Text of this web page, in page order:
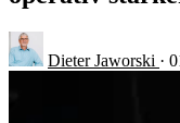
Dieter Jaworski ·